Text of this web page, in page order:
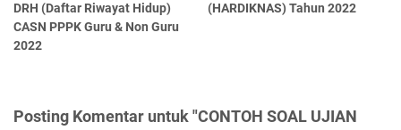
DRH (Daftar Riwayat Hidup)
CASN PPPK Guru & Non Guru
2022
(HARDIKNAS) Tahun 2022
Posting Komentar untuk "CONTOH SOAL UJIAN